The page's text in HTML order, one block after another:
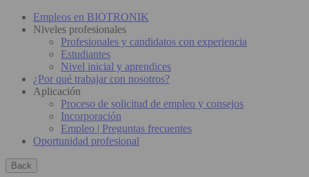
Empleos en BIOTRONIK
Niveles profesionales
Profesionales y candidatos con experiencia
Estudiantes
Nivel inicial y aprendices
¿Por qué trabajar con nosotros?
Aplicación
Proceso de solicitud de empleo y consejos
Incorporación
Empleo | Preguntas frecuentes
Oportunidad profesional
Back